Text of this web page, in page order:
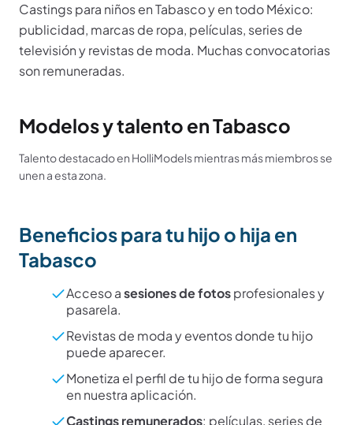
Castings para niños enTabascoy en todoMéxico:
publicidad, marcas de ropa, películas, series de
televisión y revistas de moda. Muchas convocatorias
son remuneradas.
Modelos y talento en Tabasco
Talento destacado en HolliModels mientras más miembros se
unen a esta zona.
Beneficios para tu hijo o hija en
Tabasco
Acceso asesiones de fotosprofesionales y
pasarela.
Revistas de moda y eventos donde tu hijo
puede aparecer.
Monetiza el perfil de tu hijo de forma segura
en nuestra aplicación.
Castings remunerados: películas, series de